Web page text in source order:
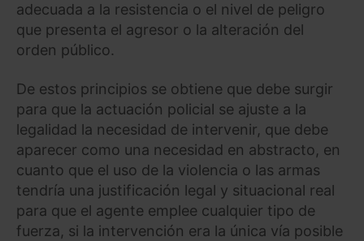
adecuada a la resistencia o el nivel de peligro
que presenta el agresor o la alteración del
orden público.
De estos principios se obtiene que debe surgir
para que la actuación policial se ajuste a la
legalidad la necesidad de intervenir, que debe
aparecer como una necesidad en abstracto, en
cuanto que el uso de la violencia o las armas
tendría una justificación legal y situacional real
para que el agente emplee cualquier tipo de
fuerza, si la intervención era la única vía posible